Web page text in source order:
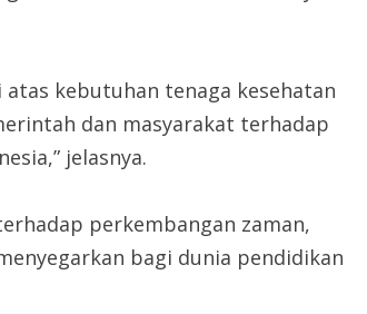
atas kebutuhan tenaga kesehatan
dan masyarakat terhadap
jelasnya.
perkembangan zaman,
bagi dunia pendidikan